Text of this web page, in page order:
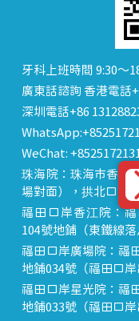
牙科上班時間 9:30～
廣東話諮詢 香港電話
深圳電話+86
WeChat:
珠海院：珠海市香洲
場對面），拱北口岸
福田口岸香江院：
104號地鋪（東鐵線落
福田口岸廣場院：福
地鋪034號（福田口
福田口岸星光院：福
地鋪033號（福田口